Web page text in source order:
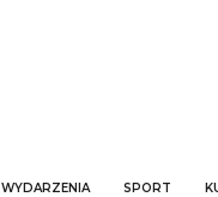
WYDARZENIA SPORT